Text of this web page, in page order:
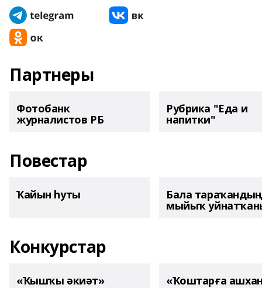
Партнеры
Фотобанк
журналистов РБ
Рубрика "Еда и
напитки"
Повестар
Ҡайын һуты Бала тараҡандың
мыйыҡ
Конкурстар
«Ҡышҡы әкиәт» «Ҡоштарға